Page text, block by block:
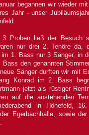
begannen wir wieder
Jahr - unser
3 Proben ließ der Besuch
nur drei 2. Tenöre da,
1. Bass nur 3 Sänger, in
den genannten
Sänger durften wir mit
Konrad im 2. Bass
jetzt als rüstiger
auf die anstehenden
in Höhefeld,
Egerbachhalle, sowie